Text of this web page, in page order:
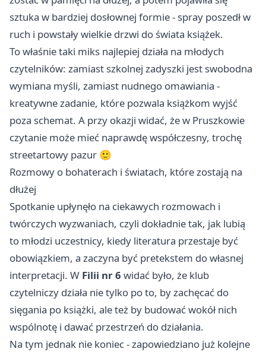
sztuka w bardziej dosłownej formie - spray poszedł w
ruch i powstały wielkie drzwi do świata książek.
To właśnie taki miks najlepiej działa na młodych
czytelników: zamiast szkolnej zadyszki jest swobodna
wymiana myśli, zamiast nudnego omawiania -
kreatywne zadanie, które pozwala książkom wyjść
poza schemat. A przy okazji widać, że w Pruszkowie
czytanie może mieć naprawdę współczesny, trochę
streetartowy pazur 🙂
Rozmowy o bohaterach i światach, które zostają na
dłużej
Spotkanie upłynęło na ciekawych rozmowach i
twórczych wyzwaniach, czyli dokładnie tak, jak lubią
to młodzi uczestnicy, kiedy literatura przestaje być
obowiązkiem, a zaczyna być pretekstem do własnej
interpretacji. W Filii nr 6 widać było, że klub
czytelniczy działa nie tylko po to, by zachęcać do
sięgania po książki, ale też by budować wokół nich
wspólnotę i dawać przestrzeń do działania.
Na tym jednak nie koniec - zapowiedziano już kolejne